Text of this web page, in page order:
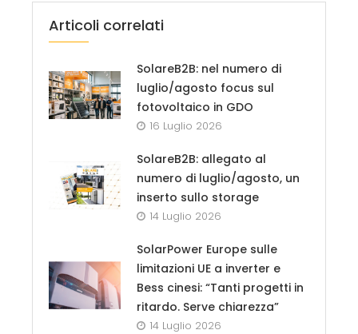
Articoli correlati
SolareB2B: nel numero di
luglio/agosto focus sul
fotovoltaico in GDO
16 Luglio 2026
SolareB2B: allegato al
numero di luglio/agosto, un
inserto sullo storage
14 Luglio 2026
SolarPower Europe sulle
limitazioni UE a inverter e
Bess cinesi: “Tanti progetti in
ritardo. Serve chiarezza”
14 Luglio 2026